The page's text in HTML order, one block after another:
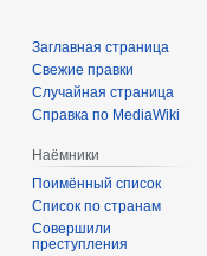
Заглавная страница
Свежие правки
Случайная страница
Справка по MediaWiki
Наёмники
Поимённый список
Список по странам
Совершили
преступления